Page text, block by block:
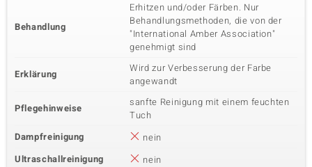
Behandlung
Erhitzen und/oder Färben. Nur
Behandlungsmethoden, die von der
"International Amber Association"
genehmigt sind
Erklärung
Wird zur Verbesserung der Farbe
angewandt
Pflegehinweise
sanfte Reinigung mit einem feuchten
Tuch
Dampfreinigung
nein
Ultraschallreinigung
nein